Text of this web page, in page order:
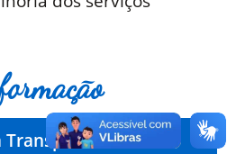
Transparência